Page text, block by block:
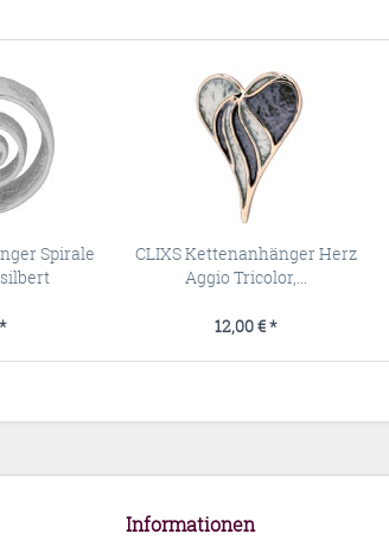
Spirale
CLIXS Kettenanhänger Herz
Aggio Tricolor,...
12,00 € *
Informationen